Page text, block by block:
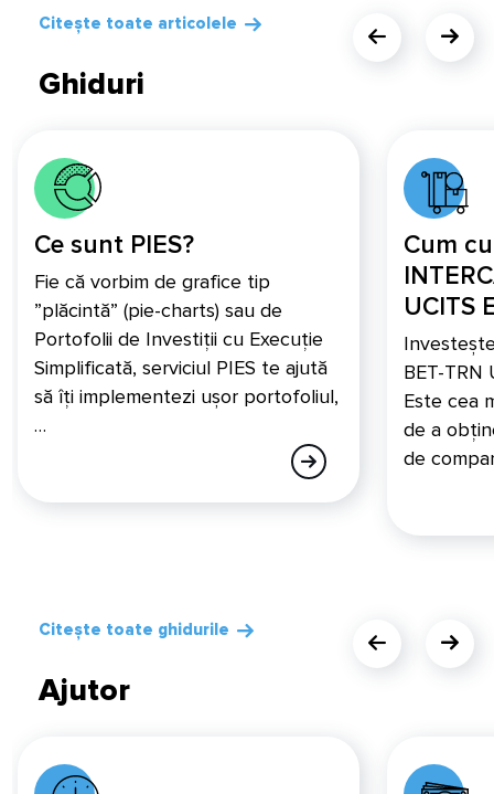
Citește toate articolele
Ghiduri
Ce sunt PIES?
Fie că vorbim de grafice tip
”plăcintă” (pie-charts) sau de
Portofolii de Investiții cu Execuție
Simplificată, serviciul PIES te ajută
să îți implementezi ușor portofoliul,
…
Cum
UCITS
BET-TRN
Este cea
de a
de
Citește toate ghidurile
Ajutor